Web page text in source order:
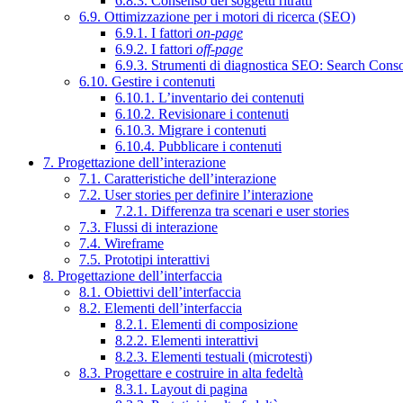
6.9. Ottimizzazione per i motori di ricerca (SEO)
6.9.1. I fattori on-page
6.9.2. I fattori off-page
6.9.3. Strumenti di diagnostica SEO: Search
6.10. Gestire i contenuti
6.10.1. L’inventario dei contenuti
6.10.2. Revisionare i contenuti
6.10.3. Migrare i contenuti
6.10.4. Pubblicare i contenuti
7. Progettazione dell’interazione
7.1. Caratteristiche dell’interazione
7.2. User stories per definire l’interazione
7.2.1. Differenza tra scenari e user stories
7.3. Flussi di interazione
7.4. Wireframe
7.5. Prototipi interattivi
8. Progettazione dell’interfaccia
8.1. Obiettivi dell’interfaccia
8.2. Elementi dell’interfaccia
8.2.1. Elementi di composizione
8.2.2. Elementi interattivi
8.2.3. Elementi testuali (microtesti)
8.3. Progettare e costruire in alta fedeltà
8.3.1. Layout di pagina